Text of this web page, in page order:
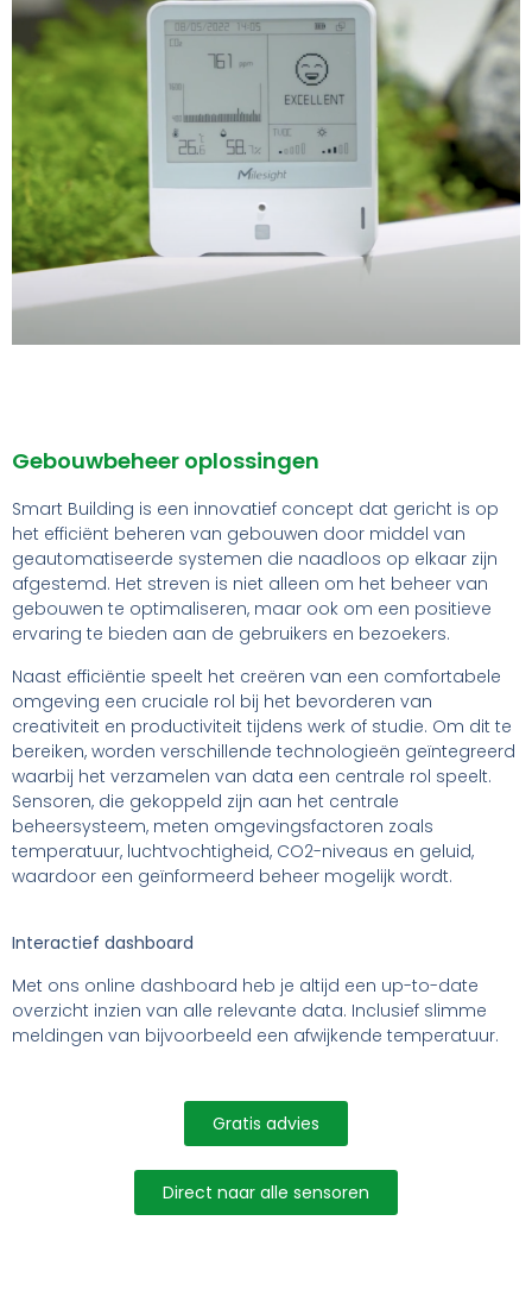
Gebouwbeheer oplossingen
Smart Building is een innovatief concept dat gericht is op
het efficiënt beheren van gebouwen door middel van
geautomatiseerde systemen die naadloos op elkaar zijn
afgestemd. Het streven is niet alleen om het beheer van
gebouwen te optimaliseren, maar ook om een positieve
ervaring te bieden aan de gebruikers en bezoekers.
Naast efficiëntie speelt het creëren van een comfortabele
omgeving een cruciale rol bij het bevorderen van
creativiteit en productiviteit tijdens werk of studie. Om dit te
bereiken, worden verschillende technologieën geïntegreerd
waarbij het verzamelen van data een centrale rol speelt.
Sensoren, die gekoppeld zijn aan het centrale
beheersysteem, meten omgevingsfactoren zoals
temperatuur, luchtvochtigheid, CO2-niveaus en geluid,
waardoor een geïnformeerd beheer mogelijk wordt.
Interactief dashboard
Met ons online dashboard heb je altijd een up-to-date
overzicht inzien van alle relevante data. Inclusief slimme
meldingen van bijvoorbeeld een afwijkende temperatuur.
Gratis advies
Direct naar alle sensoren